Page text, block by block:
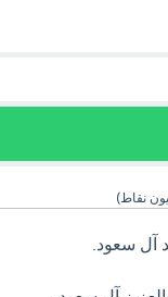
نقاط)
آل سعود.